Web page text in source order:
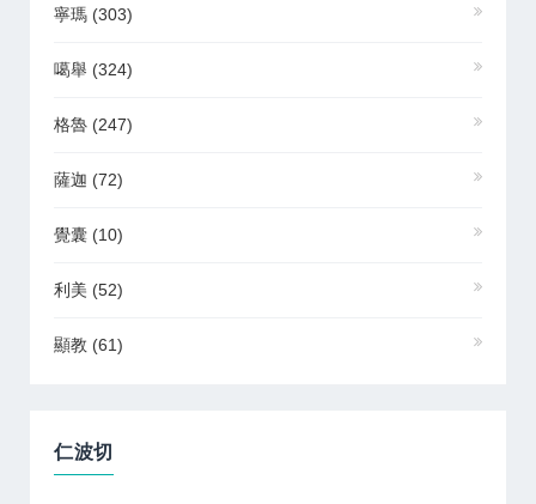
寧瑪 (303)
噶舉 (324)
格魯 (247)
薩迦 (72)
覺囊 (10)
利美 (52)
顯教 (61)
仁波切